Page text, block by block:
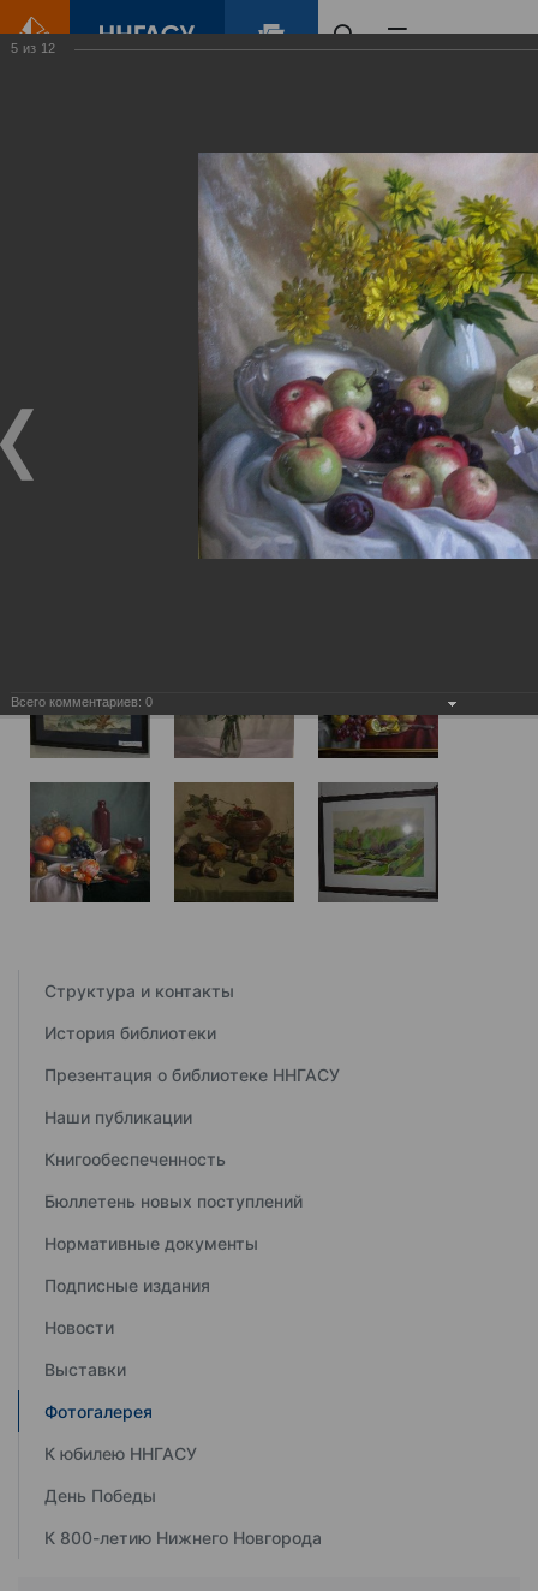
Галерея
Вячеслав Егоров. Пространство формы и цвета
Фотогалерея
Структура и контакты
История библиотеки
Презентация о библиотеке ННГАСУ
Наши публикации
Книгообеспеченность
Бюллетень новых поступлений
Нормативные документы
Подписные издания
Новости
Выставки
Фотогалерея
К юбилею ННГАСУ
День Победы
К 800-летию Нижнего Новгорода
5 из 12
Всего комментариев: 0